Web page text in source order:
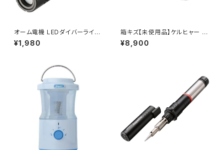
オーム電機 LEDダイバーライト
レッドカイザー 80ルーメン LH
-DIV1-K / JAN : 497127581
¥1,980
箱キズ【未使用品】ケルヒャー K
ARCHER 2.637-767.0 パイ
プクリーニングホース15m 高圧
¥8,900